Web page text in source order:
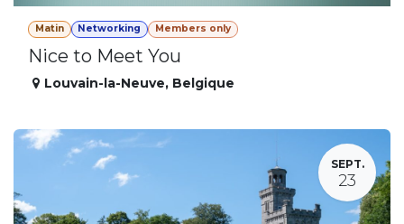
Matin Networking Members only
Nice to Meet You
Louvain-la-Neuve, Belgique
SEPT.
23